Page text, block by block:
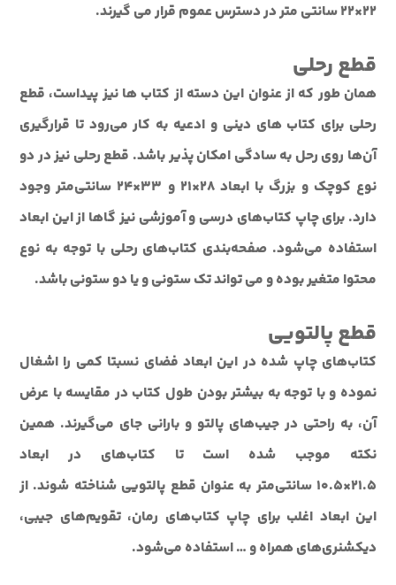
22×22 سانتی متر در دسترس عموم قرار مي گيرند.
قطع رحلی
همان طور که از عنوان اين دسته از کتاب ها نيز پيداست، قطع
رحلي براي کتاب هاي ديني و ادعيه به کار مي‌رود تا قرارگيري
آن‌ها روي رحل به سادگي امکان پذير باشد. قطع رحلي نيز در دو
نوع کوچک و بزرگ با ابعاد 28×21 و 33×24 سانتی‌متر وجود
دارد. براي چاپ کتاب‌هاي درسي و آموزشي نيز گاها از اين ابعاد
استفاده مي‌شود. صفحه‌بندي کتاب‌هاي رحلي با توجه به نوع
محتوا متغير بوده و مي تواند تک ستوني و يا دو ستوني باشد.
قطع پالتويي
کتاب‌هاي چاپ شده در اين ابعاد فضاي نسبتا کمي را اشغال
نموده و با توجه به بيشتر بودن طول کتاب در مقايسه با عرض
آن، به راحتي در جيب‌هاي پالتو و باراني جاي مي‌گيرند. همين
نکته موجب شده است تا کتاب‌هاي در ابعاد
21.5×10.5 سانتی‌متر به عنوان قطع پالتويي شناخته شوند. از
اين ابعاد اغلب براي چاپ کتاب‌هاي رمان، تقويم‌هاي جيبي،
ديکشنري‌هاي همراه و … استفاده مي‌شود.